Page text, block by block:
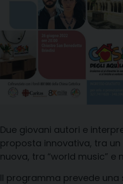
Due giovani autori e
proposta innovativa, tra
nuova, tra “world music” e
Il programma prevede